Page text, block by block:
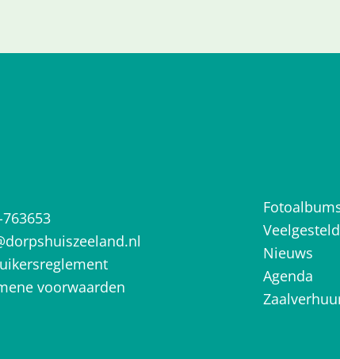
voorwaarden
Nieuws
Agenda